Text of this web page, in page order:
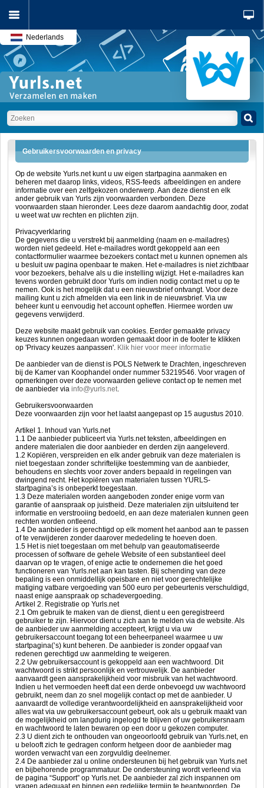
Nederlands
Gebruikersvoorwaarden en privacy
Op de website Yurls.net kunt u uw eigen startpagina aanmaken en
beheren met daarop links, videos, RSS-feeds afbeeldingen en andere
informatie over een zelfgekozen onderwerp. Aan deze dienst en elk
ander gebruik van Yurls zijn voorwaarden verbonden. Deze
voorwaarden staan hieronder. Lees deze daarom aandachtig door, zodat
u weet wat uw rechten en plichten zijn.
Privacyverklaring
De gegevens die u verstrekt bij aanmelding (naam en e-mailadres)
worden niet gedeeld. Het e-mailadres wordt gekoppeld aan een
contactformulier waarmee bezoekers contact met u kunnen opnemen als
u besluit uw pagina openbaar te maken. Het e-mailadres is niet zichtbaar
voor bezoekers, behalve als u die instelling wijzigt. Het e-mailadres kan
tevens worden gebruikt door Yurls om indien nodig contact met u op te
nemen. Ook is het mogelijk dat u een nieuwsbrief ontvangt. Voor deze
mailing kunt u zich afmelden via een link in de nieuwsbrief. Via uw
beheer kunt u eenvoudig het account opheffen. Hiermee worden uw
gegevens verwijderd.
Deze website maakt gebruik van cookies. Eerder gemaakte privacy
keuzes kunnen ongedaan worden gemaakt door in de footer te klikken
op 'Privacy keuzes aanpassen'. Klik hier voor meer informatie
De aanbieder van de dienst is POLS Netwerk te Drachten, ingeschreven
bij de Kamer van Koophandel onder nummer 53219546. Voor vragen of
opmerkingen over deze voorwaarden gelieve contact op te nemen met
de aanbieder via info@yurls.net.
Gebruikersvoorwaarden
Deze voorwaarden zijn voor het laatst aangepast op 15 augustus 2010.
Artikel 1. Inhoud van Yurls.net
1.1 De aanbieder publiceert via Yurls.net teksten, afbeeldingen en
andere materialen die door aanbieder en derden zijn aangeleverd.
1.2 Kopiëren, verspreiden en elk ander gebruik van deze materialen is
niet toegestaan zonder schriftelijke toestemming van de aanbieder,
behoudens en slechts voor zover anders bepaald in regelingen van
dwingend recht. Het kopiëren van materialen tussen YURLS-
startpagina’s is onbeperkt toegestaan.
1.3 Deze materialen worden aangeboden zonder enige vorm van
garantie of aanspraak op juistheid. Deze materialen zijn uitsluitend ter
informatie en verstrooiing bedoeld, en aan deze materialen kunnen geen
rechten worden ontleend.
1.4 De aanbieder is gerechtigd op elk moment het aanbod aan te passen
of te verwijderen zonder daarover mededeling te hoeven doen.
1.5 Het is niet toegestaan om met behulp van geautomatiseerde
processen of software de gehele Website of een substantieel deel
daarvan op te vragen, of enige actie te ondernemen die het goed
functioneren van Yurls.net aan kan tasten. Bij schending van deze
bepaling is een onmiddellijk opeisbare en niet voor gerechtelijke
matiging vatbare vergoeding van 500 euro per gebeurtenis verschuldigd,
naast enige aanspraak op schadevergoeding.
Artikel 2. Registratie op Yurls.net
2.1 Om gebruik te maken van de dienst, dient u een geregistreerd
gebruiker te zijn. Hiervoor dient u zich aan te melden via de website. Als
de aanbieder uw aanmelding accepteert, krijgt u via uw
gebruikersaccount toegang tot een beheerpaneel waarmee u uw
startpagina(’s) kunt beheren. De aanbieder is zonder opgaaf van
redenen gerechtigd uw aanmelding te weigeren.
2.2 Uw gebruikersaccount is gekoppeld aan een wachtwoord. Dit
wachtwoord is strikt persoonlijk en vertrouwelijk. De aanbieder
aanvaardt geen aansprakelijkheid voor misbruik van het wachtwoord.
Indien u het vermoeden heeft dat een derde onbevoegd uw wachtwoord
gebruikt, neem dan zo snel mogelijk contact op met de aanbieder. U
aanvaardt de volledige verantwoordelijkheid en aansprakelijkheid voor
alles wat via uw gebruikersaccount gebeurt, ook als u gebruik maakt van
de mogelijkheid om langdurig ingelogd te blijven of uw gebruikersnaam
en wachtwoord te laten bewaren op een door u gekozen computer.
2.3 U dient zich te onthouden van ongeoorloofd gebruik van Yurls.net, en
u belooft zich te gedragen conform hetgeen door de aanbieder mag
worden verwacht van een zorgvuldig deelnemer.
2.4 De aanbieder zal u online ondersteunen bij het gebruik van Yurls.net
en bijbehorende programmatuur. De ondersteuning wordt verleend via
de pagina “Support” op Yurls.net. De aanbieder zal zich inspannen om
vragen adequaat en binnen een redelijke termijn te beantwoorden. De